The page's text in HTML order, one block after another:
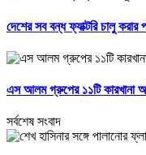
দেশের সব বন্ধ ফ্যাক্টরি চালু করার
এস আলম গ্রুপের ১১টি কারখানা
সর্বশেষ সংবাদ